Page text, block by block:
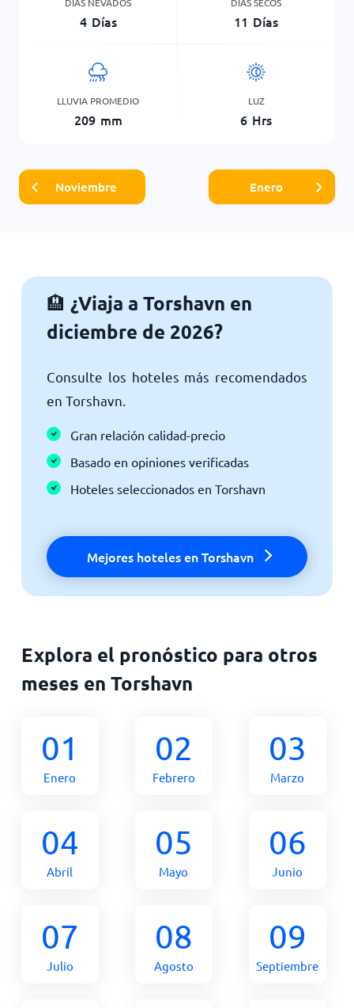
4 Días 11 Días
LLUVIA PROMEDIO
209 mm
LUZ
6 Hrs
Noviembre Enero
🏨 ¿Viaja a Torshavn en
diciembre de 2026?
Consulte los hoteles más recomendados
en Torshavn.
Gran relación calidad-precio
Basado en opiniones verificadas
Hoteles seleccionados en Torshavn
Mejores hoteles en Torshavn
Explora el pronóstico para otros
meses en Torshavn
01
Enero
02
Febrero
03
Marzo
04
Abril
05
Mayo
06
Junio
07
Julio
08
Agosto
09
Septiembre